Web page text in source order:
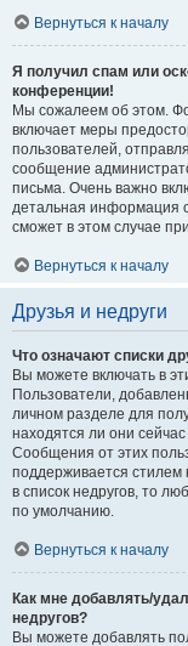
Вернуться к началу
Я получил спам или
конференции!
Мы сожалеем об этом.
включает меры
пользователей,
сообщение
письма. Очень важно
детальная информация
сможет в этом случае
Вернуться к началу
Друзья и недруги
Что означают списки
Вы можете включать в
Пользователи,
личном разделе для
находятся ли они
Сообщения от этих
поддерживается
в список недругов, то
по умолчанию.
Вернуться к началу
Как мне добавлять/
недругов?
Вы можете добавлять